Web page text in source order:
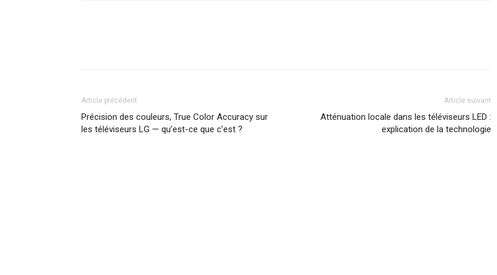
Article précédent
Précision des couleurs, True Color Accuracy sur
les téléviseurs LG — qu’est-ce que c’est ?
Article suivant
Atténuation locale dans les téléviseurs LED :
explication de la technologie